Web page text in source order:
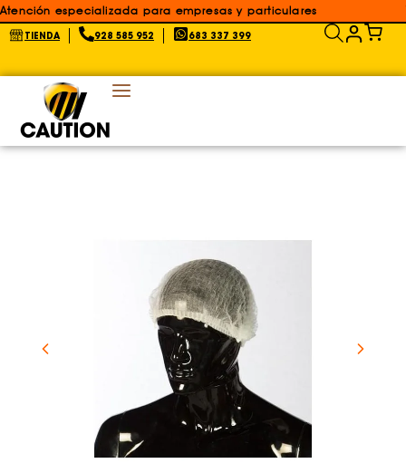
Atención especializada para empresas y particulares
TIENDA 928 585 952 683 337 399